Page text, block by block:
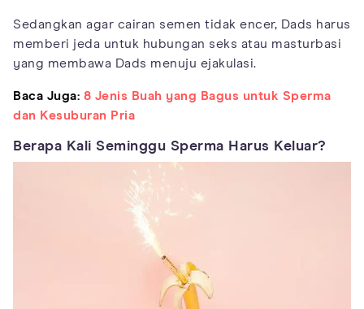
Sedangkan agar cairan semen tidak encer, Dads harus
memberi jeda untuk hubungan seks atau masturbasi
yang membawa Dads menuju ejakulasi.
Baca Juga: 8 Jenis Buah yang Bagus untuk Sperma
dan Kesuburan Pria
Berapa Kali Seminggu Sperma Harus Keluar?